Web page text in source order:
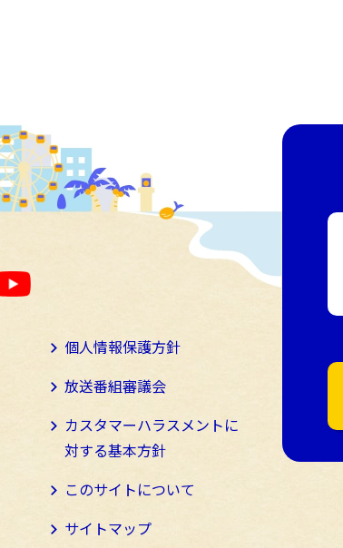
個人情報保護方針
放送番組審議会
カスタマーハラスメントに
対する基本方針
このサイトについて
サイトマップ